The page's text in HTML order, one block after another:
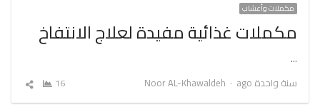
مكملات وأعشاب
مكملات غذائية مفيدة لعلاج الانتفاخ
…
سنة واحدة ago
Author
Noor AL-Khawaldeh
16
شارك